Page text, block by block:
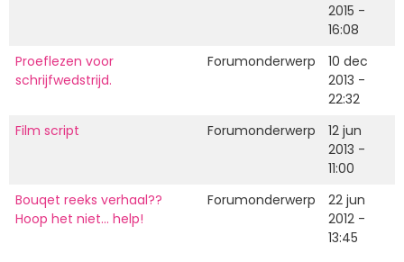
2015 -
16:08
Proeflezen voor
schrijfwedstrijd.
Forumonderwerp
10 dec
2013 -
22:32
Film script
Forumonderwerp
12 jun
2013 -
11:00
Bouqet reeks verhaal??
Hoop het niet... help!
Forumonderwerp
22 jun
2012 -
13:45